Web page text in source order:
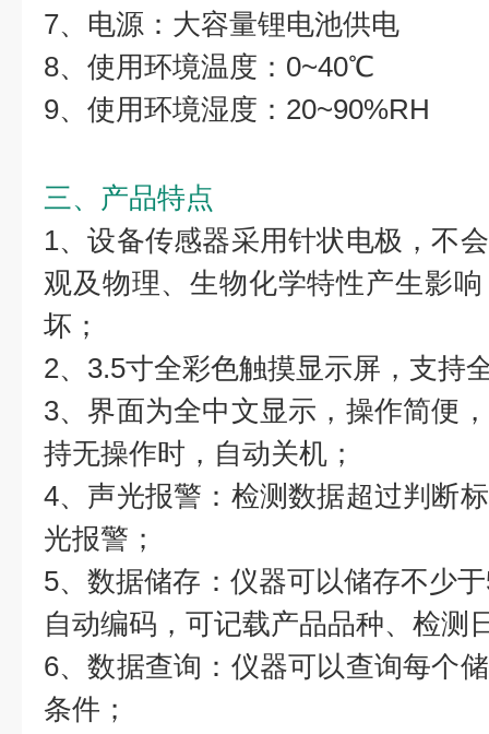
7、电源：大容量锂电池供电
8、使用环境温度：0~40℃
9、使用环境湿度：20~90%RH
三、产品特点
1、设备传感器采用针状电极，不
观及物理、生物化学特性产生影
坏；
2、3.5寸全彩色触摸显示屏，支持
3、界面为全中文显示，操作简便
持无操作时，自动关机；
4、声光报警：检测数据超过判断
光报警；
5、数据储存：仪器可以储存不少
自动编码，可记载产品品种、检测
6、数据查询：仪器可以查询每个
条件；